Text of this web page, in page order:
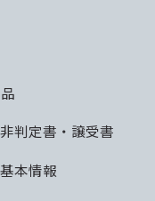
判定書・譲受書
本情報